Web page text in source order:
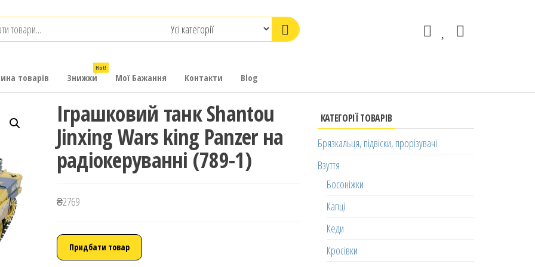
товарів Знижки
Hot!
Мої Бажання Контакти Blog
Іграшковий танк Shantou
Jinxing Wars king Panzer на
радіокеруванні (789-1)
₴2769
Придбати товар
КАТЕГОРІЇ ТОВАРІВ
Брязкальця, підвіски, прорізувачі
Взуття
Босоніжки
Капці
Кеди
Кросівки